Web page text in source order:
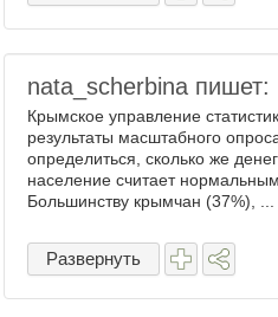
nata_scherbina пишет:
Крымское управление
результаты масштабного
определиться, сколько же
население считает
Большинству крымчан (37%), ...
Развернуть